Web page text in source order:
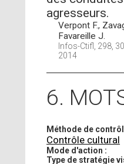
agresseurs.
Verpont F.,
Favareille J.
Infos-Ctifl, 298,
2014
6.
Méthode de
Contrôle cultural
Mode d'action :
Type de stratégie